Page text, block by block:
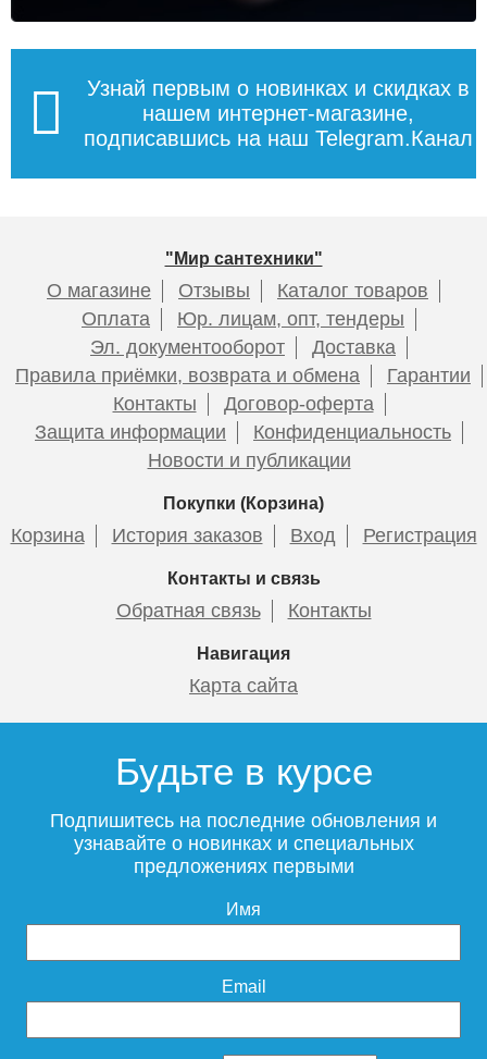
Узнай первым о новинках и скидках в
нашем интернет-магазине,
подписавшись на наш Telegram.Канал
"Мир сантехники"
О магазине Отзывы
Каталог товаров
Оплата
Юр. лицам, опт, тендеры
Эл. документооборот
Доставка
Правила приёмки, возврата и обмена
Гарантии
Контакты
Договор-оферта
Защита информации
Конфиденциальность
Новости и публикации
Покупки (Корзина)
Корзина История заказов Вход Регистрация
Контакты и связь
Обратная связь Контакты
Навигация
Карта сайта
Будьте в курсе
Подпишитесь на последние обновления и
узнавайте о новинках и специальных
предложениях первыми
Имя
Email